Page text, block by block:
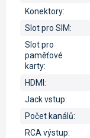
Konektory:
Slot pro SIM:
Slot pro
paměťové
karty:
HDMI:
Jack vstup:
Počet kanálů:
RCA výstup: